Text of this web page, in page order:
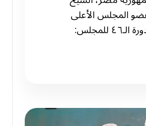
المجلس الأعلى
للمجلس: